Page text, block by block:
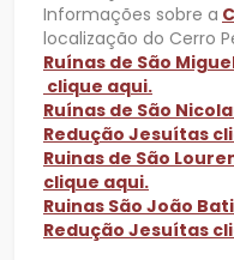
Informações sobre a
localização do Cerro
Ruínas de São
clique aqui.
Ruínas de São
Redução Jesuítas
Ruinas de São
clique aqui.
Ruinas São João
Redução Jesuítas